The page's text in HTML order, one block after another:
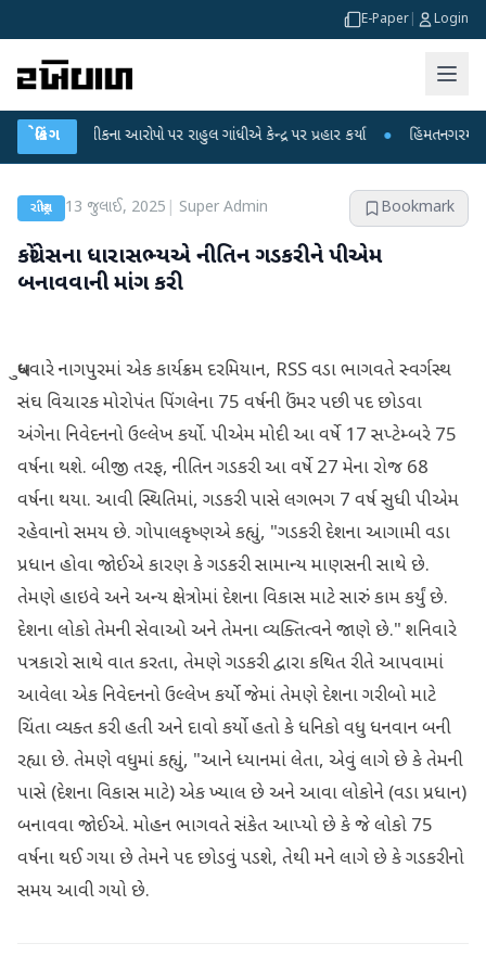
E-Paper Login
બ્રેકિંગ
લીકના આરોપો પર રાહુલ ગાંધીએ કેન્દ્ર પર પ્રહાર કર્યા ● હિંમતનગરમાં રહસ્યમય
રાષ્ટ્રીય 13 જુલાઈ, 2025 Super Admin Bookmark
કોંગ્રેસના ધારાસભ્યએ નીતિન ગડકરીને પીએમ
બનાવવાની માંગ કરી
બુધવારે નાગપુરમાં એક કાર્યક્રમ દરમિયાન, RSS વડા ભાગવતે સ્વર્ગસ્થ
સંઘ વિચારક મોરોપંત પિંગલેના 75 વર્ષની ઉંમર પછી પદ છોડવા
અંગેના નિવેદનનો ઉલ્લેખ કર્યો. પીએમ મોદી આ વર્ષે 17 સપ્ટેમ્બરે 75
વર્ષના થશે. બીજી તરફ, નીતિન ગડકરી આ વર્ષે 27 મેના રોજ 68
વર્ષના થયા. આવી સ્થિતિમાં, ગડકરી પાસે લગભગ 7 વર્ષ સુધી પીએમ
રહેવાનો સમય છે. ગોપાલકૃષ્ણએ કહ્યું, "ગડકરી દેશના આગામી વડા
પ્રધાન હોવા જોઈએ કારણ કે ગડકરી સામાન્ય માણસની સાથે છે.
તેમણે હાઇવે અને અન્ય ક્ષેત્રોમાં દેશના વિકાસ માટે સારું કામ કર્યું છે.
દેશના લોકો તેમની સેવાઓ અને તેમના વ્યક્તિત્વને જાણે છે." શનિવારે
પત્રકારો સાથે વાત કરતા, તેમણે ગડકરી દ્વારા કથિત રીતે આપવામાં
આવેલા એક નિવેદનનો ઉલ્લેખ કર્યો જેમાં તેમણે દેશના ગરીબો માટે
ચિંતા વ્યક્ત કરી હતી અને દાવો કર્યો હતો કે ધનિકો વધુ ધનવાન બની
રહ્યા છે. તેમણે વધુમાં કહ્યું, "આને ધ્યાનમાં લેતા, એવું લાગે છે કે તેમની
પાસે (દેશના વિકાસ માટે) એક ખ્યાલ છે અને આવા લોકોને (વડા પ્રધાન)
બનાવવા જોઈએ. મોહન ભાગવતે સંકેત આપ્યો છે કે જે લોકો 75
વર્ષના થઈ ગયા છે તેમને પદ છોડવું પડશે, તેથી મને લાગે છે કે ગડકરીનો
સમય આવી ગયો છે.